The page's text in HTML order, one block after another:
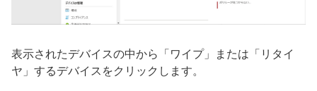
表示されたデバイスの中から「ワイプ」または「リタイ
ヤ」するデバイスをクリックします。